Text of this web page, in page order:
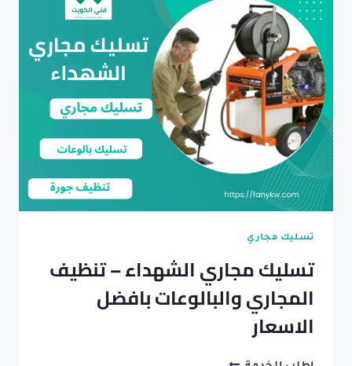
وطوارئ
24
ساعة
تسليك مجاري
تسليك مجاري الشهداء – تنظيف
المجاري والبالوعات بافضل
الاسعار
تسليك